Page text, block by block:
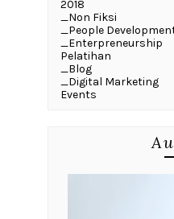
2018
_Non Fiksi
_People
_Enterpreneurship
Pelatihan
_Blog
_Digital Marketing
Events